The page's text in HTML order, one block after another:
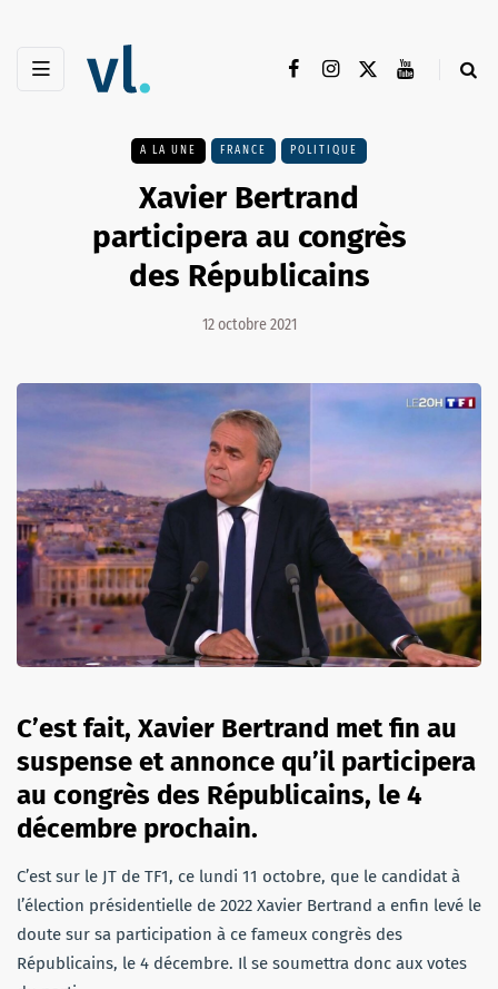
A LA UNE FRANCE POLITIQUE
Xavier Bertrand
participera au congrès
des Républicains
12 octobre 2021
C’est fait, Xavier Bertrand met fin au
suspense et annonce qu’il participera
au congrès des Républicains, le 4
décembre prochain.
C’est sur le JT de TF1, ce lundi 11 octobre, que le candidat à
l’élection présidentielle de 2022 Xavier Bertrand a enfin levé le
doute sur sa participation à ce fameux congrès des
Républicains, le 4 décembre. Il se soumettra donc aux votes